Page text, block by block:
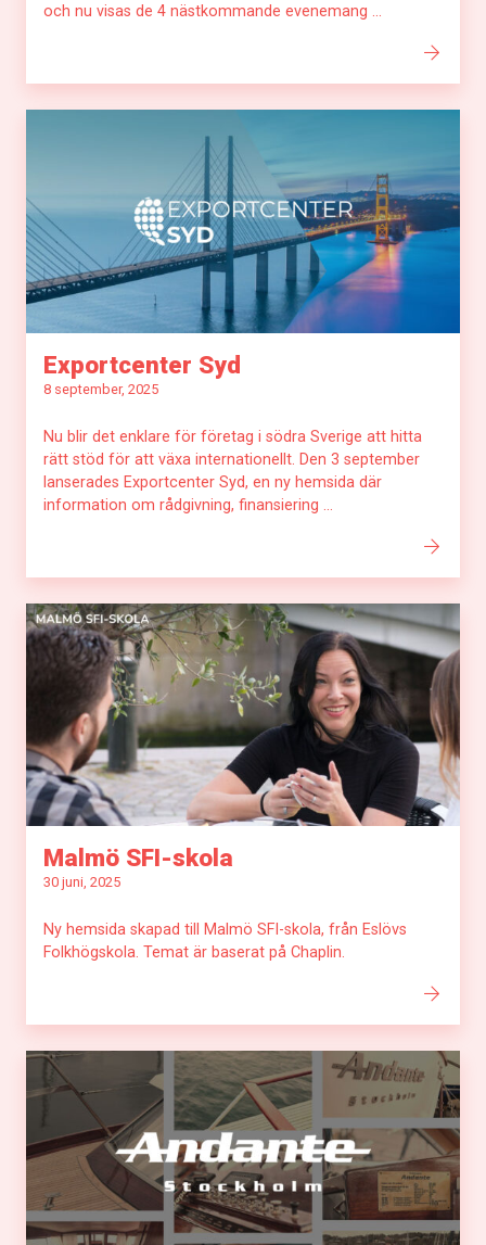
och nu visas de 4 nästkommande evenemang ...
Exportcenter Syd
8 september, 2025
Nu blir det enklare för företag i södra Sverige att hitta
rätt stöd för att växa internationellt. Den 3 september
lanserades Exportcenter Syd, en ny hemsida där
information om rådgivning, finansiering ...
Malmö SFI-skola
30 juni, 2025
Ny hemsida skapad till Malmö SFI-skola, från Eslövs
Folkhögskola. Temat är baserat på Chaplin.